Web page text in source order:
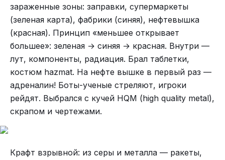
зараженные зоны: заправки, супермаркеты
(зеленая карта), фабрики (синяя), нефтевышка
(красная). Принцип «меньшее открывает
большее»: зеленая → синяя → красная. Внутри —
лут, компоненты, радиация. Брал таблетки,
костюм hazmat. На нефте вышке в первый раз —
адреналин! Боты-ученые стреляют, игроки
рейдят. Выбрался с кучей HQM (high quality metal),
скрапом и чертежами.
Крафт взрывной: из серы и металла — ракеты,